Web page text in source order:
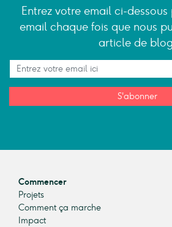
Entrez votre email ci-
email chaque fois que nous
article de
S'abonner
Commencer
Projets
Comment ça marche
Impact